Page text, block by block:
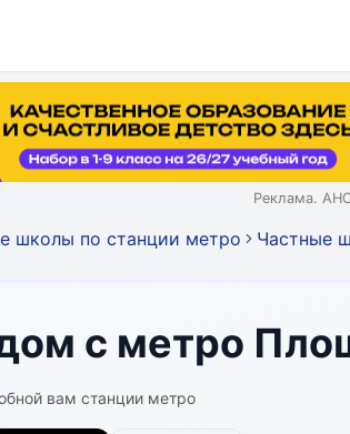
Реклама.
школы по станции метро Частные
с метро
вам станции метро